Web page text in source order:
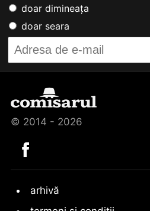
doar dimineața
doar seara
© 2014 - 2026
arhivă